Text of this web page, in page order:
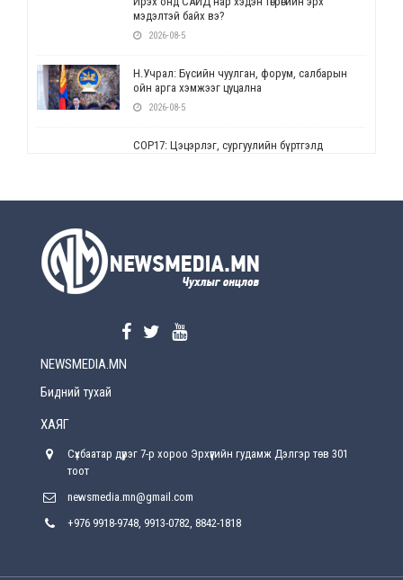
мэдэлтэй байх вэ?
2026-08-5
Н.Учрал: Бүсийн чуулган, форум, салбарын
ойн арга хэмжээг цуцална
2026-08-5
СОР17: Цэцэрлэг, сургуулийн бүртгэлд
2026-08-5
2026-08-5
хүрсэн өгөөжөөрөө ажлаа үнэлж, хэрэгжилтээ
Улсын онцгой комисс өвөлжилтийн бэлтгэл,
NEWSMEDIA.MN
Бидний тухай
ХАЯГ
Сүхбаатар дүүрэг 7-р хороо Эрхүүгийн гудамж Дэлгэр төв 301
тоот
newsmedia.mn@gmail.com
+976 9918-9748, 9913-0782, 8842-1818